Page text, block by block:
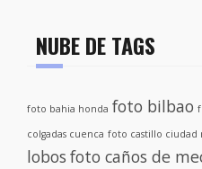
NUBE DE TAGS
foto bahia honda foto bilbao
colgadas cuenca foto castillo ciudad
lobos foto caños de